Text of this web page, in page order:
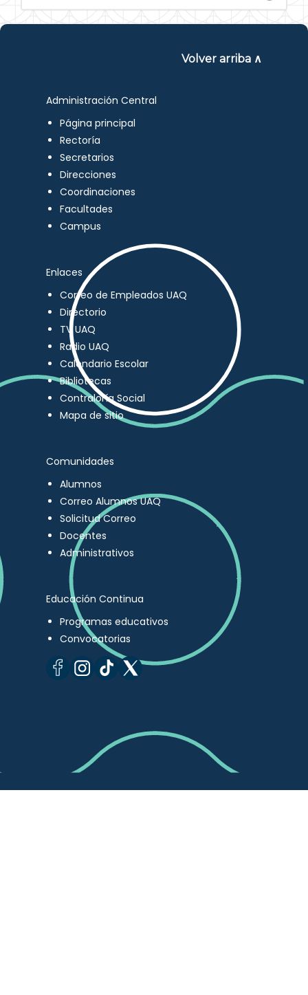
Volver arriba ∧
Administración Central
Página principal
Rectoría
Secretarios
Direcciones
Coordinaciones
Facultades
Campus
Enlaces
Correo de Empleados UAQ
Directorio
TV UAQ
Radio UAQ
Calendario Escolar
Bibliotecas
Contraloría Social
Mapa de sitio
Comunidades
Alumnos
Correo Alumnos UAQ
Solicitud Correo
Docentes
Administrativos
Educación Continua
Programas educativos
Convocatorias